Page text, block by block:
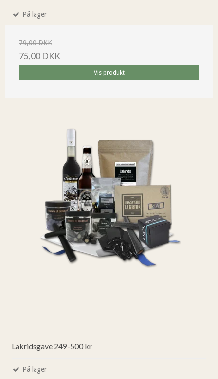
På lager
79,00 DKK
75,00 DKK
Vis produkt
Lakridsgave 249-500 kr
På lager